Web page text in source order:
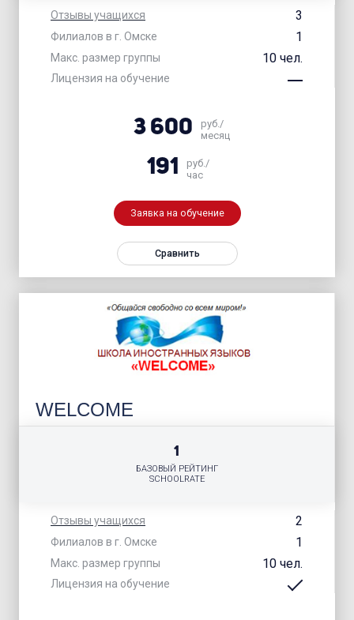
Отзывы учащихся 3
Филиалов в г. Омске 1
Макс. размер группы 10 чел.
Лицензия на обучение
3 600
руб./
месяц
191
руб./
час
Заявка на обучение
Сравнить
WELCOME
Отзывы учащихся 2
Филиалов в г. Омске 1
Макс. размер группы 10 чел.
Лицензия на обучение
1
БАЗОВЫЙ РЕЙТИНГ
SCHOOLRATE